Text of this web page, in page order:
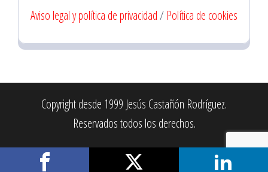
Aviso legal y política de privacidad/ Política de cookies
Copyright desde 1999 Jesús Castañón Rodríguez.
Reservados todos los derechos.